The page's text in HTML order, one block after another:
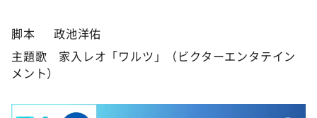
脚本 政池洋佑
主題歌 家入レオ「ワルツ」（ビクターエンタテイン
メント）